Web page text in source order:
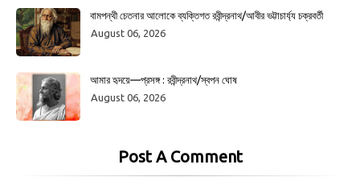
বামপন্থী চেতনার আলোকে ব্যক্তিগত রবীন্দ্রনাথ/আবীর ভট্টাচার্য্য চক্রবর্তী
August 06, 2026
আমার হৃদয়ে—প্রসঙ্গ : রবীন্দ্রনাথ/স্বপন ঘোষ
August 06, 2026
Post A Comment